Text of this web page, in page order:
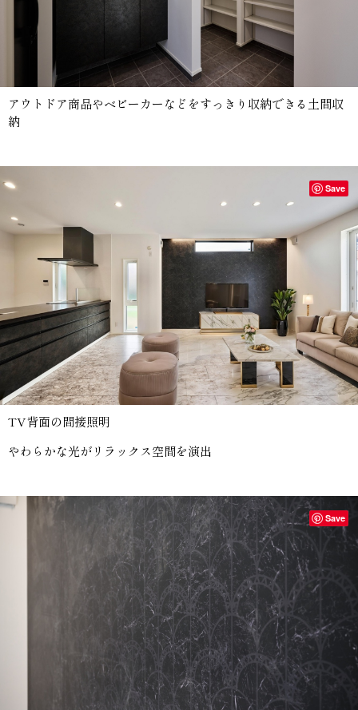
アウトドア商品やベビーカーなどをすっきり収納できる土間収
納
TV背面の間接照明
やわらかな光がリラックス空間を演出
Save
Save